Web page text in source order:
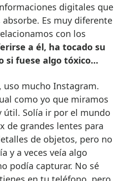
digitales que
Es muy diferente
con los
a él, ha tocado su
si fuese algo tóxico…
uso mucho Instagram.
como yo que miramos
útil. Solía ir por el mundo
de grandes lentes para
de objetos, pero no
y a veces veía algo
podía capturar. No sé